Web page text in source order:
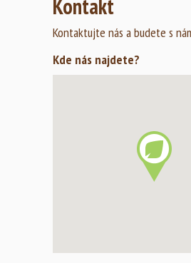
Kontakt
Kontaktujte nás a budete s
Kde nás najdete?